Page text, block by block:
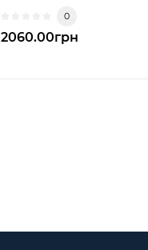
0
2060.00грн